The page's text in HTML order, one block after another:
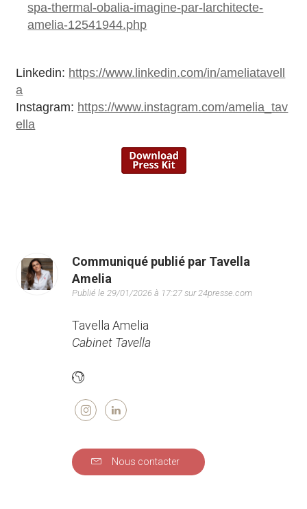
spa-thermal-obalia-imagine-par-larchitecte-
amelia-12541944.php
Linkedin: https://www.linkedin.com/in/ameliatavell
a
Instagram: https://www.instagram.com/amelia_tav
ella
Communiqué publié par Tavella
Amelia
Publié le 29/01/2026 à 17:27 sur 24presse.com
Tavella Amelia
Cabinet Tavella
Nous contacter